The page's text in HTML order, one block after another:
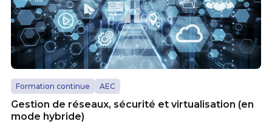
Formation continue AEC
Gestion de réseaux, sécurité et virtualisation (en
mode hybride)